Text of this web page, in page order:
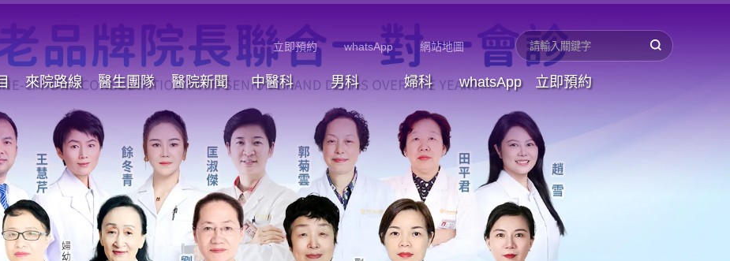
立即預約 whatsApp 網站地圖
來院路線 醫生團隊 醫院新聞 中醫科 男科 婦科 whatsApp 立即預約